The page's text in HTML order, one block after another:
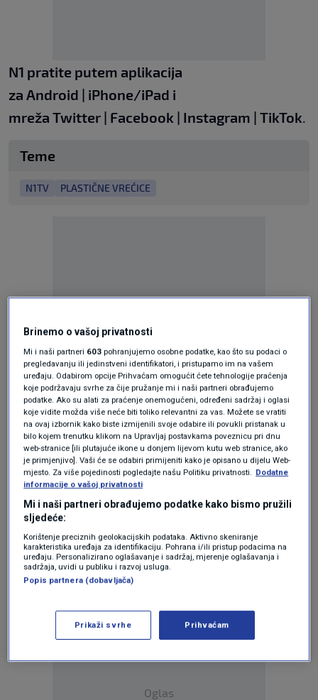
N1 pratite putem aplikacija
za Android | iPhone/iPad i
mreža Twitter | Facebook | Instagram | TikTok.
Teme
N1TV PLASTIČNE VREĆICE
KAKVO JE TVOJE MIŠLJENJE O OVOME?
Pridruži se raspravi ili pročitaj komentare
Budi prvi koji će ostaviti komentar
Pratite nas na društvenim mrežama
Oglas
Brinemo o vašoj privatnosti
Mi i naši partneri 603 pohranjujemo osobne podatke, kao što su podaci o
pregledavanju ili jedinstveni identifikatori, i pristupamo im na vašem
uređaju. Odabirom opcije Prihvaćam omogućit ćete tehnologije praćenja
koje podržavaju svrhe za čije pružanje mi i naši partneri obrađujemo
podatke. Ako su alati za praćenje onemogućeni, određeni sadržaj i oglasi
koje vidite možda više neće biti toliko relevantni za vas. Možete se vratiti
na ovaj izbornik kako biste izmijenili svoje odabire ili povukli pristanak u
bilo kojem trenutku klikom na Upravljaj postavkama poveznicu pri dnu
web-stranice [ili plutajuće ikone u donjem lijevom kutu web stranice, ako
je primjenjivo]. Vaši će se odabiri primijeniti kako je opisano u dijelu Web-
mjesto. Za više pojedinosti pogledajte našu Politiku privatnosti. Dodatne
informacije o vašoj privatnosti
Mi i naši partneri obrađujemo podatke kako bismo pružili
sljedeće:
Korištenje preciznih geolokacijskih podataka. Aktivno skeniranje
karakteristika uređaja za identifikaciju. Pohrana i/ili pristup podacima na
uređaju. Personalizirano oglašavanje i sadržaj, mjerenje oglašavanja i
sadržaja, uvidi u publiku i razvoj usluga.
Popis partnera (dobavljača)
Prikaži svrhe Prihvaćam